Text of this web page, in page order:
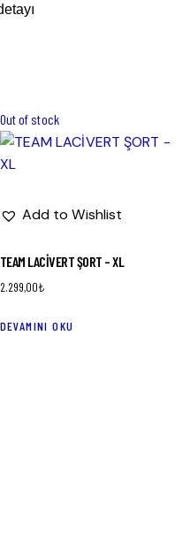
Out of stock
Add to Wishlist
TEAM LACİVERT ŞORT – XL
2.299,00₺
DEVAMINI OKU